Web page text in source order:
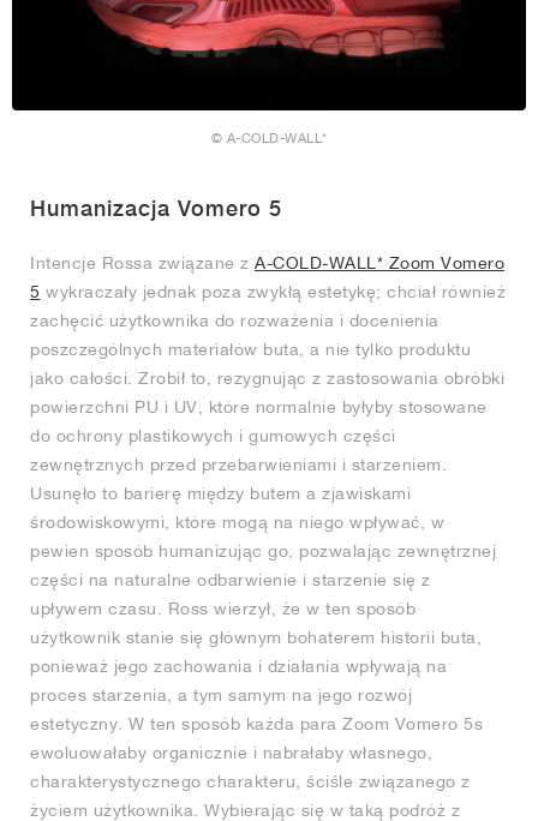
© A-COLD-WALL*
Humanizacja Vomero 5
Intencje Rossa związane z A-COLD-WALL* Zoom Vomero
5 wykraczały jednak poza zwykłą estetykę; chciał również
zachęcić użytkownika do rozważenia i docenienia
poszczególnych materiałów buta, a nie tylko produktu
jako całości. Zrobił to, rezygnując z zastosowania obróbki
powierzchni PU i UV, które normalnie byłyby stosowane
do ochrony plastikowych i gumowych części
zewnętrznych przed przebarwieniami i starzeniem.
Usunęło to barierę między butem a zjawiskami
środowiskowymi, które mogą na niego wpływać, w
pewien sposób humanizując go, pozwalając zewnętrznej
części na naturalne odbarwienie i starzenie się z
upływem czasu. Ross wierzył, że w ten sposób
użytkownik stanie się głównym bohaterem historii buta,
ponieważ jego zachowania i działania wpływają na
proces starzenia, a tym samym na jego rozwój
estetyczny. W ten sposób każda para Zoom Vomero 5s
ewoluowałaby organicznie i nabrałaby własnego,
charakterystycznego charakteru, ściśle związanego z
życiem użytkownika. Wybierając się w taką podróż z